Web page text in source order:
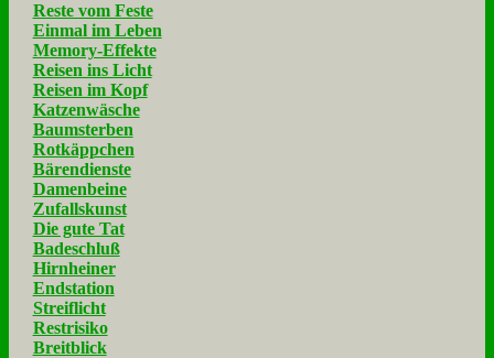
Reste vom Feste
Einmal im Leben
Memory-Effekte
Reisen ins Licht
Reisen im Kopf
Katzenwäsche
Baumsterben
Rotkäppchen
Bärendienste
Damenbeine
Zufallskunst
Die gute Tat
Badeschluß
Hirnheiner
Endstation
Streiflicht
Restrisiko
Breitblick